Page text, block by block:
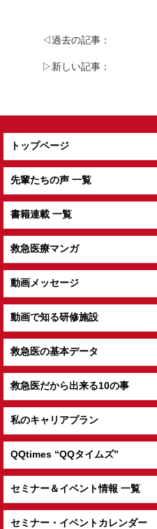
b
o
◁過去の記事：
▷新しい記事：
トップページ
先輩たちの声 一覧
書籍連載 一覧
救急医療マンガ
動画メッセージ
動画で知る研修施設
救急医の基本データ
救急医だから出来る10の事
私のキャリアプラン
QQtimes “QQタイムズ”
セミナー＆イベント情報 一覧
セミナー・イベントカレンダー